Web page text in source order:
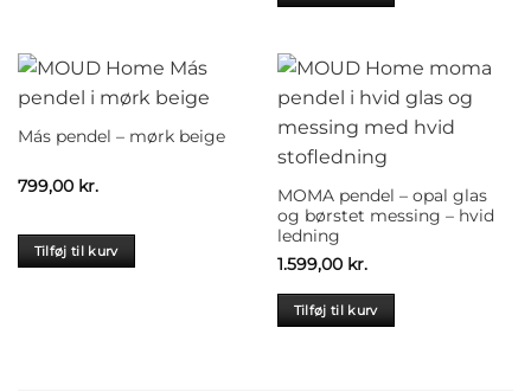
Más pendel – mørk beige
799,00 kr.
Tilføj til kurv
MOMA pendel – opal glas
og børstet messing – hvid
ledning
1.599,00 kr.
Tilføj til kurv